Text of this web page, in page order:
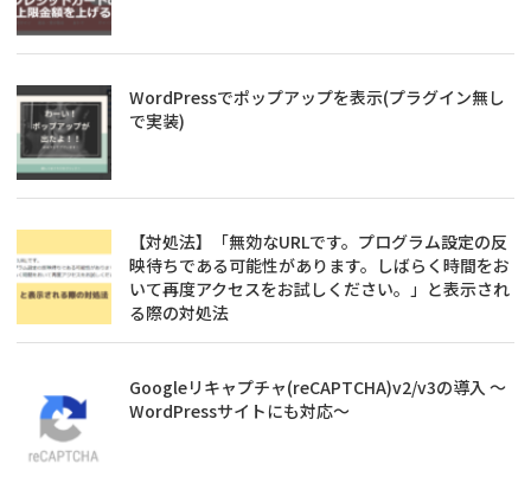
WordPressでポップアップを表示(プラグイン無し
で実装)
【対処法】「無効なURLです。プログラム設定の反
映待ちである可能性があります。しばらく時間をお
いて再度アクセスをお試しください。」と表示され
る際の対処法
Googleリキャプチャ(reCAPTCHA)v2/v3の導入 ～
WordPressサイトにも対応～